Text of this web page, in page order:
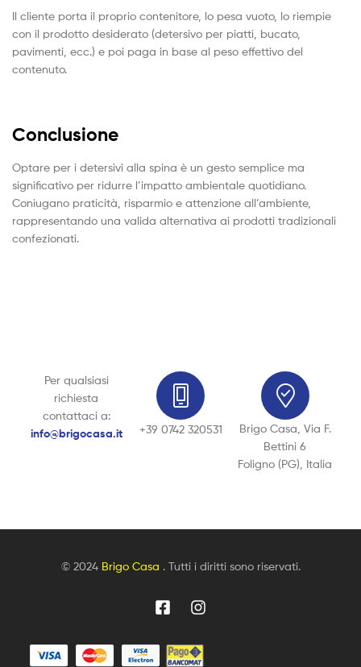
Il cliente porta il proprio contenitore, lo pesa vuoto, lo riempie
con il prodotto desiderato (detersivo per piatti, bucato,
pavimenti, ecc.) e poi paga in base al peso effettivo del
contenuto.
Conclusione
Optare per i detersivi alla spina è un gesto semplice ma
significativo per ridurre l’impatto ambientale quotidiano.
Coniugano praticità, risparmio e attenzione all’ambiente,
rappresentando una valida alternativa ai prodotti tradizionali
confezionati.
Per qualsiasi
richiesta
contattaci a:
info@brigocasa.it +39 0742 320531
Brigo Casa, Via F.
Bettini 6
Foligno (PG), Italia
© 2024 Brigo Casa . Tutti i diritti sono riservati.